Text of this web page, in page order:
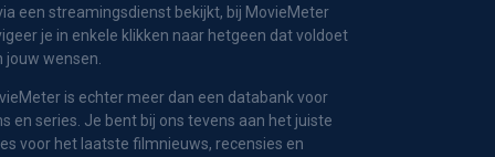
een streamingsdienst bekijkt, bij MovieMeter
je in enkele klikken naar hetgeen dat voldoet
jouw wensen.
is echter meer dan een databank voor
en series. Je bent bij ons tevens aan het juiste
voor het laatste filmnieuws, recensies en